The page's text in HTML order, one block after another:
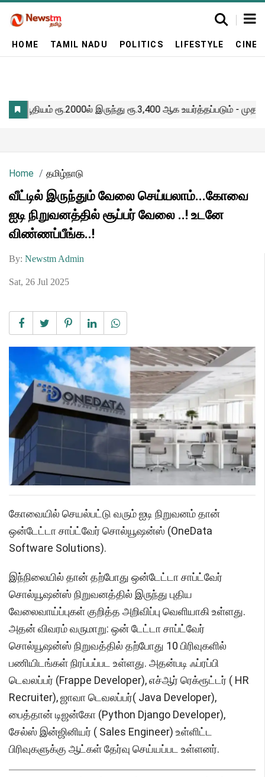
HOME TAMIL NADU POLITICS LIFESTYLE
Home தமிழ்நாடு
வீட்டில் இருந்தும் வேலை செய்யலாம்...கோவை
ஐடி நிறுவனத்தில் சூப்பர் வேலை ..! உடனே
விண்ணப்பீங்க..!
By: Newstm Admin
Sat, 26 Jul 2025
கோவையில் செயல்பட்டு வரும் ஐடி நிறுவனம் தான்
ஒன்டேட்டா சாப்ட்வேர் சொல்யூஷன்ஸ் (OneData
Software Solutions).
இந்நிலையில் தான் தற்போது ஒன்டேட்டா சாப்ட்வேர்
சொல்யூஷன்ஸ் நிறுவனத்தில் இருந்து புதிய
வேலைவாய்ப்புகள் குறித்த அறிவிப்பு வெளியாகி உள்ளது.
அதன் விவரம் வருமாறு: ஒன் டேட்டா சாப்ட்வேர்
சொல்யூஷன்ஸ் நிறுவத்தில் தற்போது 10 பிரிவுகளில்
பணியிடங்கள் நிரப்பப்பட உள்ளது. அதன்படி ஃப்ரப்பி
டெவலப்பர் (Frappe Developer), எச்ஆர் ரெக்ரூட்டர் ( HR
Recruiter), ஜாவா டெவலப்பர்( Java Developer),
பைத்தான் டிஜன்கோ (Python Django Developer),
சேல்ஸ் இன்ஜினியர் ( Sales Engineer) உள்ளிட்ட
பிரிவுகளுக்கு ஆட்கள் தேர்வு செய்யப்பட உள்ளனர்.